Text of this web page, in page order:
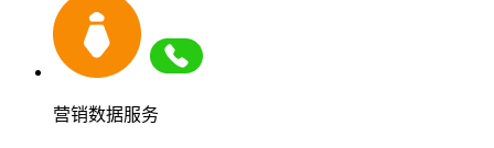
营销数据服务